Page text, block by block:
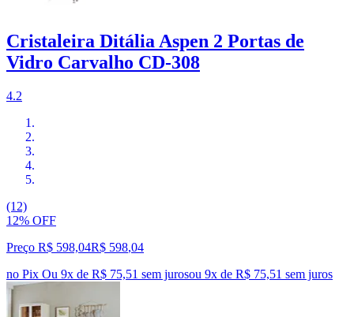
Cristaleira Ditália Aspen 2 Portas de
Vidro Carvalho CD-308
4.2
(12)
12% OFF
Preço R$ 598,04R$ 598,04
no Pix Ou 9x de R$ 75,51 sem jurosou 9x de R$ 75,51 sem juros